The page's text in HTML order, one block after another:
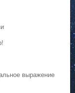
выражение